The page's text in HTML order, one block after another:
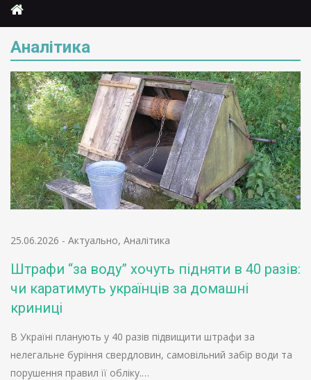
Аналітика
25.06.2026 - Актуально, Аналітика
Штрафи “за воду” хочуть підняти в 40 разів:
чи каратимуть українців за домашні
криниці
В Україні планують у 40 разів підвищити штрафи за
нелегальне буріння свердловин, самовільний забір води та
порушення правил її обліку.…